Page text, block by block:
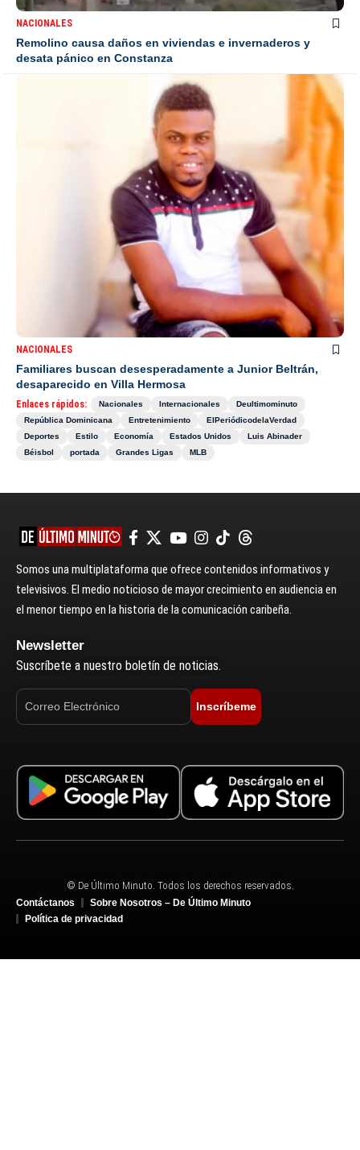
NACIONALES
Remolino causa daños en viviendas e invernaderos y
desata pánico en Constanza
NACIONALES
Familiares buscan desesperadamente a Junior Beltrán,
desaparecido en Villa Hermosa
Enlaces rápidos: Nacionales Internacionales
Deultimominuto
República Dominicana
Entretenimiento
ElPeriódicodelaVerdad
Deportes
Estilo Economía Estados Unidos
Luis Abinader
Béisbol
portada Grandes Ligas MLB
Somos una multiplataforma que ofrece contenidos informativos y
televisivos. El medio noticioso de mayor crecimiento en audiencia en
el menor tiempo en la historia de la comunicación caribeña.
Newsletter
Suscríbete a nuestro boletín de noticias.
Inscríbeme
© De Último Minuto. Todos los derechos reservados.
Contáctanos
Sobre Nosotros – De Último Minuto
Política de privacidad